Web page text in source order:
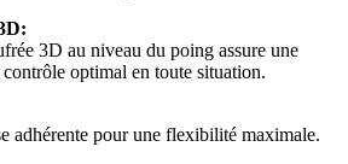
3D au niveau du poing assure une
optimal en toute situation.
adhérente pour une flexibilité maximale.